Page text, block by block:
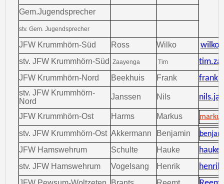
Gem.Jugendsprecher
stv. Gem. Jugendsprecher
JFW Krummhörn-Süd Ross Wilko
stv. JFW Krummhörn-Süd Zaayenga Tim
JFW Krummhörn-Nord Beekhuis Frank
stv. JFW Krummhörn-
Nord
Janssen Nils
JFW Krummhörn-Ost Harms Markus
stv. JFW Krummhörn-Ost Akkermann Benjamin
JFW Hamswehrum Schulte Hauke
stv. JFW Hamswehrum Vogelsang Henrik